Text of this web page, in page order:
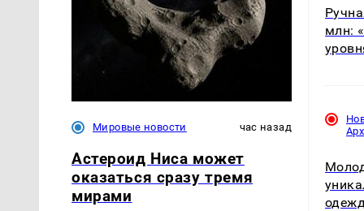
Мировые новости час назад
Астероид Ниса может
оказаться сразу тремя
мирами
млн: